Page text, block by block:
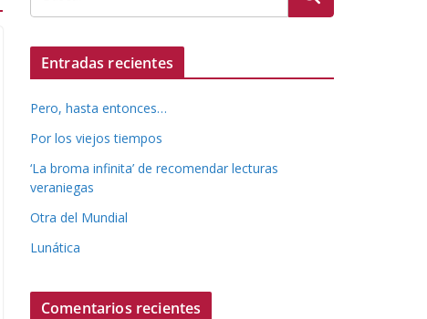
Entradas recientes
Pero, hasta entonces…
Por los viejos tiempos
‘La broma infinita’ de recomendar lecturas
veraniegas
Otra del Mundial
Lunática
Comentarios recientes